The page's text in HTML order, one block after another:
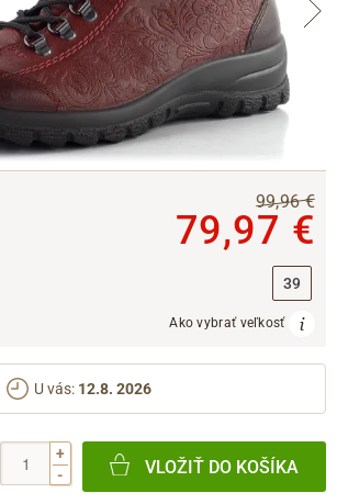
99,96 €
79,97 €
39
Ako vybrať veľkosť
U vás: 12.8. 2026
+
-
VLOŽIŤ DO KOŠÍKA